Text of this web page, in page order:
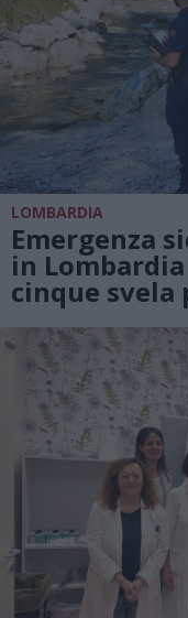
LOMBARDIA
Emergenza
in
cinque